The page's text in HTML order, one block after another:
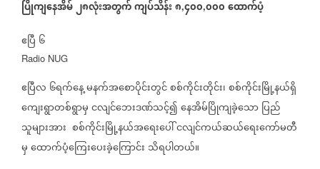
ပြိုကျ‌နေအိမ်၂၈လုံးအတွက်ကျပ်သိန်း၈,၄၀၀,၀၀၀ထောက်ပံ့
ဧပြီ ၆
Radio NUG
ဧပြီလ ၆ရက်နေ့မနက်အစောပိုင်းတွင်စစ်ကိုင်းတိုင်း၊စစ်ကိုင်းမြို့နယ်ရှိ
ကျေးရွာတစ်ရွာမှငလျင်ဘေးဒဏ်သင့်၍နေအိမ်ပြိုကျခဲ့သောပြည်
သူများအား စစ်ကိုင်းမြို့နယ်အရေးပေါ်ငလျင်ကယ်ဆယ်ရေးကော်မတီ
မှထောက်ပံ့ကြေးပေးခဲ့ကြောင်း သိရပါတယ်။